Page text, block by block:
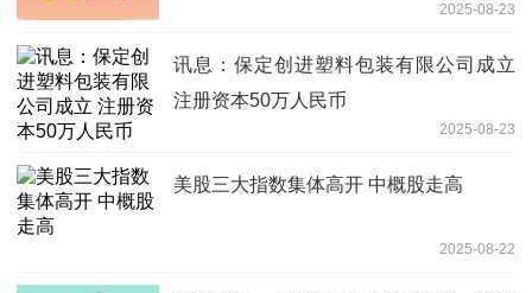
2025-08-23
讯息：保定创进塑料包装有限公司成立
注册资本50万人民币
2025-08-23
美股三大指数集体高开 中概股走高
2025-08-22